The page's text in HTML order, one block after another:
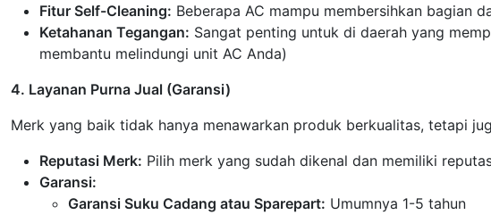
Fitur Self-Cleaning: Beberapa AC mampu membersihkan bagian
Ketahanan Tegangan: Sangat penting untuk di daerah yang
membantu melindungi unit AC Anda)
4. Layanan Purna Jual (Garansi)
Merk yang baik tidak hanya menawarkan produk berkualitas, tetapi
Reputasi Merk: Pilih merk yang sudah dikenal dan memiliki
Garansi:
Garansi Suku Cadang atau Sparepart: Umumnya 1-5 tahun